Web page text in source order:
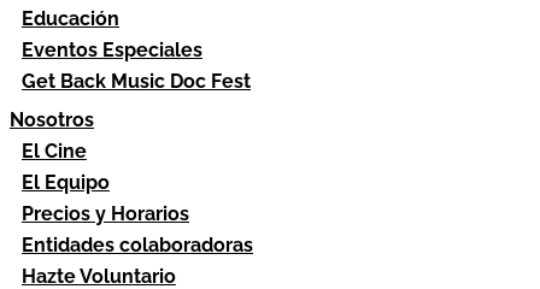
Educación
Eventos Especiales
Get Back Music Doc Fest
Nosotros
El Cine
El Equipo
Precios y Horarios
Entidades colaboradoras
Hazte Voluntario